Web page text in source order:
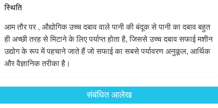
स्थिति
आम तौर पर , औद्योगिक उच्च दबाव वाले पानी की बंदूक से पानी का दबाव बहुत
ही अच्छी तरह से मिटाने के लिए पर्याप्त होता है, जिससे उच्च दबाव सफाई मशीन
उद्योग के रूप में पहचाने जाते हैं जो सफाई का सबसे पर्यावरण अनुकूल, आर्थिक
और वैज्ञानिक तरीका है।
संबंधित आलेख